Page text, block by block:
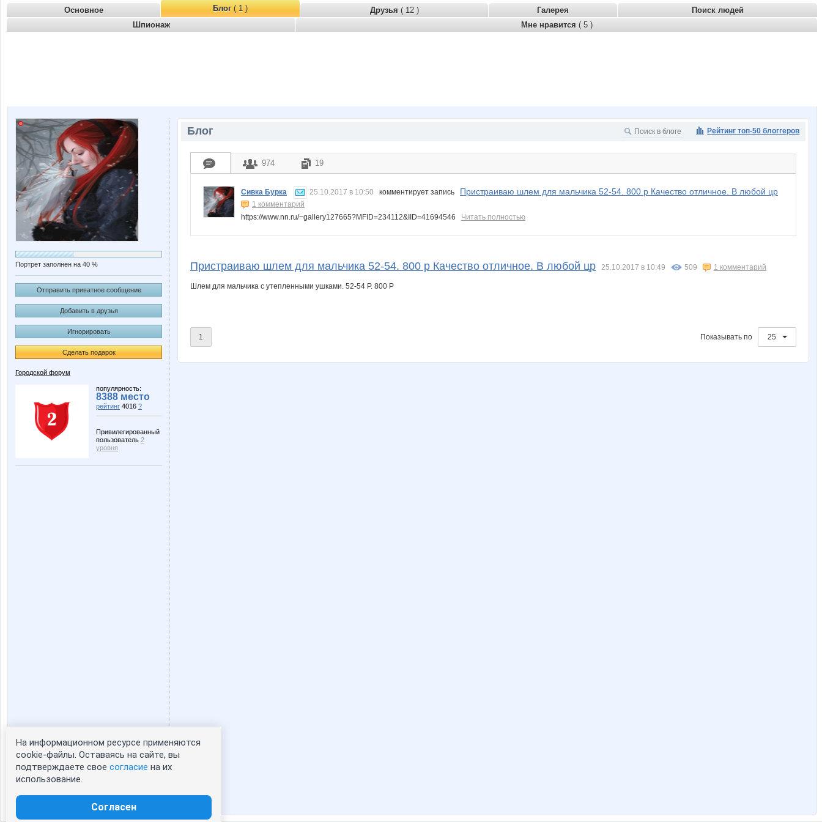
Основное Блог( 1 ) Друзья ( 12 ) Галерея
Поиск людей
Шпионаж
Мне нравится ( 5 )
Портрет заполнен на 40 %
Отправить приватное сообщение
Добавить в друзья
Игнорировать
Сделать подарок
Городской форум
популярность:
8388 место
рейтинг 4016 ?
Привилегированный
пользователь 2
уровня
Статистика портрета:
сейчас просматривают портрет - 0
зарегистрированные пользователи
Рейтинг топ-50 блоггеров
Блог
974 19
Сивка Бурка 25.10.2017 в 10:50 комментирует запись Пристраиваю шлем для мальчика 52-54. 800 р Качество отличное. В любой цр
1 комментарий
https://www.nn.ru/~gallery127665?MFID=234112&IID=41694546 Читать полностью
Пристраиваю шлем для мальчика 52-54. 800 р Качество отличное. В любой цр 25.10.2017 в 10:49 509 1 комментарий
Шлем для мальчика с утепленными ушками. 52-54 Р. 800 Р
1 25
Показывать по
На информационном ресурсе применяются
cookie-файлы. Оставаясь на сайте, вы
подтверждаете свое согласие на их
использование.
Согласен